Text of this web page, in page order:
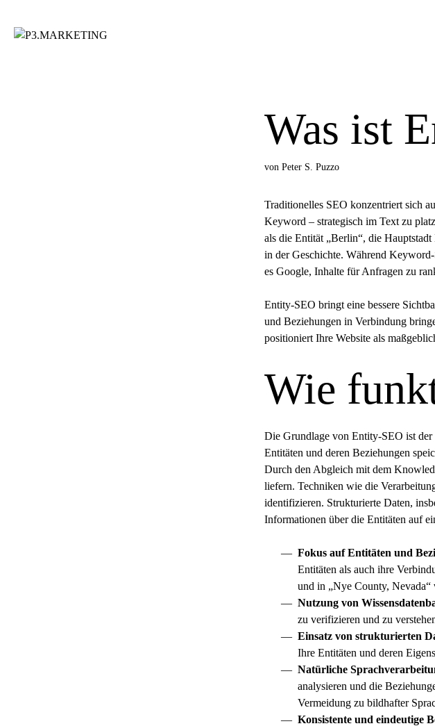
springen
Was ist
von Peter S. Puzzo
Traditionelles SEO konzentriert sich
Keyword – strategisch im Text zu
als die Entität „Berlin“, die
in der Geschichte. Während
es Google, Inhalte für Anfragen zu
Entity-SEO bringt eine bessere
und Beziehungen in Verbindung
positioniert Ihre Website als
Wie
Die Grundlage von Entity-SEO ist der
Entitäten und deren Beziehungen
Durch den Abgleich mit dem
liefern. Techniken wie die
identifizieren. Strukturierte Daten,
Informationen über die Entitäten auf
Fokus auf Entitäten und
Entitäten als auch ihre
und in „Nye County,
Nutzung von
zu verifizieren und zu
Einsatz von strukturierten
Ihre Entitäten und deren
Natürliche
analysieren und die
Vermeidung zu bildhafter
Konsistente und eindeutige